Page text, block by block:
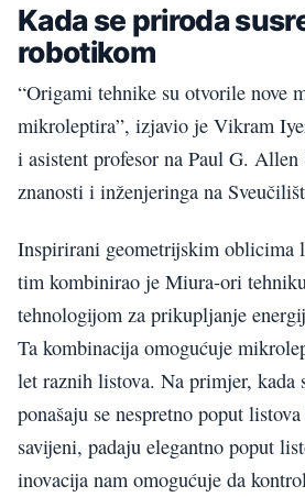
Kada se priroda
robotikom
“Origami tehnike su otvorile nove
mikroleptira”, izjavio je Vikram
i asistent profesor na Paul G.
znanosti i inženjeringa na
Inspirirani geometrijskim oblicima
tim kombinirao je Miura-ori
tehnologijom za prikupljanje
Ta kombinacija omogućuje
let raznih listova. Na primjer, kada
ponašaju se nespretno poput
savijeni, padaju elegantno poput
inovacija nam omogućuje da